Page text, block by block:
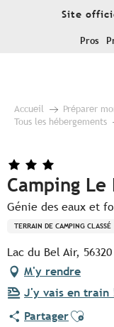
Site
Pros
Accueil Préparer
Tous les hébergements
Camping Le
Génie des eaux et
TERRAIN DE CAMPING CLASSÉ
Lac du Bel Air,
M'y rendre
J'y vais en train
PartagerAjouter